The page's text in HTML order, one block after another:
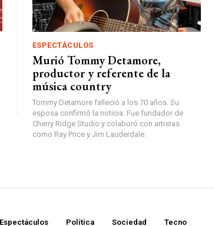
ESPECTÁCULOS
Murió Tommy Detamore,
productor y referente de la
música country
Tommy Detamore falleció a los 70 años. Su
esposa confirmó la noticia. Fue fundador de
Cherry Ridge Studio y colaboró con artistas
como Ray Price y Jim Lauderdale.
Espectáculos Política Sociedad Tecno